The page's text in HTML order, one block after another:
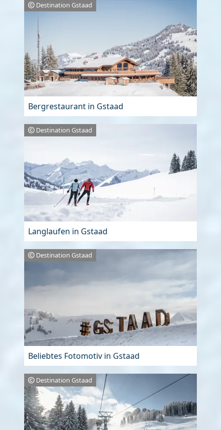
Destination Gstaad
Bergrestaurant in Gstaad
Destination Gstaad
Langlaufen in Gstaad
Destination Gstaad
Beliebtes Fotomotiv in Gstaad
Destination Gstaad